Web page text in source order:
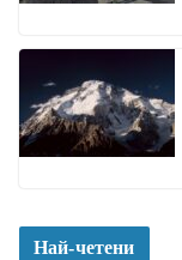
Най-четени